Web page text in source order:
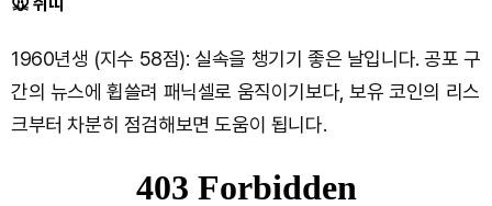
1960년생 (지수 58점): 실속을 챙기기 좋은 날입니다. 공포 구
간의 뉴스에 휩쓸려 패닉셀로 움직이기보다, 보유 코인의 리스
크부터 차분히 점검해보면 도움이 됩니다.